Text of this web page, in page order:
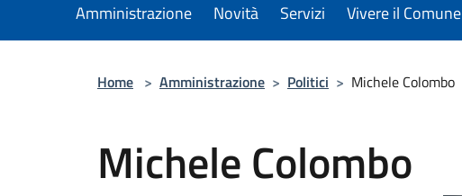
Amministrazione Novità Servizi Vivere il Comune
Home > Amministrazione > Politici > Michele Colombo
Michele Colombo